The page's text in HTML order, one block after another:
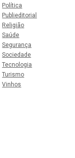
Política
Publieditorial
Religião
Saúde
Segurança
Sociedade
Tecnologia
Turismo
Vinhos